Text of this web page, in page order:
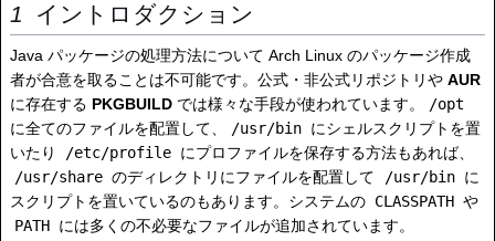
イントロダクション
Java パッケージの処理方法について Arch Linux のパッケージ作成
者が合意を取ることは不可能です。公式・非公式リポジトリや AUR
に存在する PKGBUILD では様々な手段が使われています。
/opt
に全てのファイルを配置して、
/usr/bin にシェルスクリプトを置
いたり
/etc/profile にプロファイルを保存する方法もあれば、
/usr/share のディレクトリにファイルを配置して /usr/bin に
スクリプトを置いているのもあります。システムの CLASSPATH や
PATH には多くの不必要なファイルが追加されています。